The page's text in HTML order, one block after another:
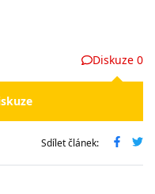
Diskuze 0
Sdílet článek: